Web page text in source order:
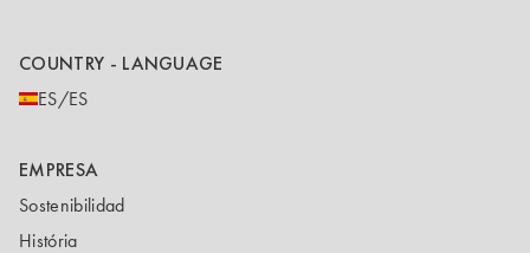
COUNTRY - LANGUAGE
ES/ES
EMPRESA
Sostenibilidad
História